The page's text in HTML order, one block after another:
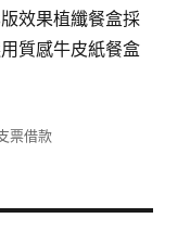
效果植纖餐盒採
質感牛皮紙餐盒
票借款